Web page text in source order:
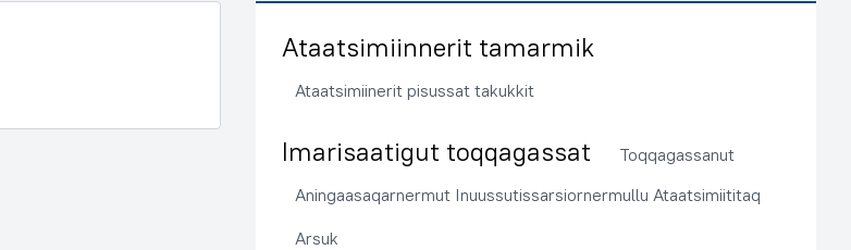
Ataatsimiinnerit tamarmik
Ataatsimiinerit pisussat takukkit
Imarisaatigut toqqagassat
Toqqagassanut
Aningaasaqarnermut Inuussutissarsiornermullu Ataatsimiititaq
Arsuk